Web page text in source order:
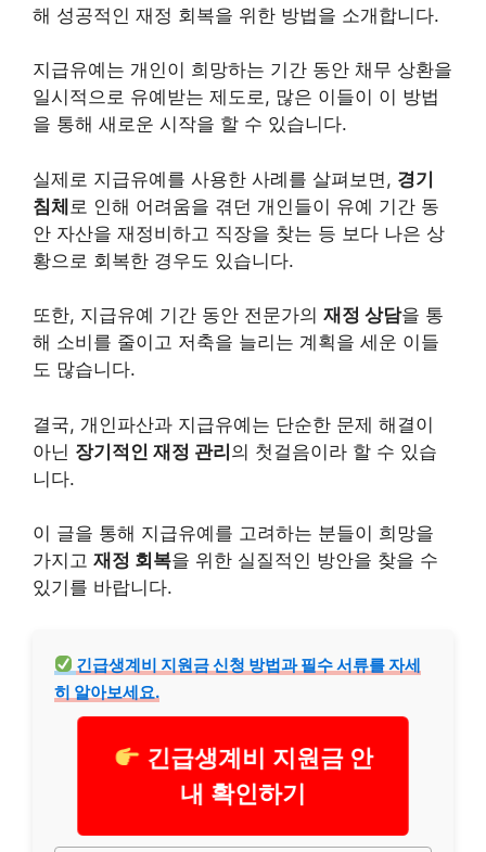
해 성공적인 재정 회복을 위한 방법을 소개합니다.
지급유예는 개인이 희망하는 기간 동안 채무 상환을
일시적으로 유예받는 제도로, 많은 이들이 이 방법
을 통해 새로운 시작을 할 수 있습니다.
실제로 지급유예를 사용한 사례를 살펴보면, 경기
침체 로 인해 어려움을 겪던 개인들이 유예 기간 동
안 자산을 재정비하고 직장을 찾는 등 보다 나은 상
황으로 회복한 경우도 있습니다.
또한, 지급유예 기간 동안 전문가의 재정 상담을 통
해 소비를 줄이고 저축을 늘리는 계획을 세운 이들
도 많습니다.
결국, 개인파산과 지급유예는 단순한 문제 해결이
아닌 장기적인 재정 관리의 첫걸음이라 할 수 있습
니다.
이 글을 통해 지급유예를 고려하는 분들이 희망을
가지고 재정 회복을 위한 실질적인 방안을 찾을 수
있기를 바랍니다.
긴급생계비 지원금 신청 방법과 필수 서류를 자세
히 알아보세요.
긴급생계비 지원금 안
내 확인하기